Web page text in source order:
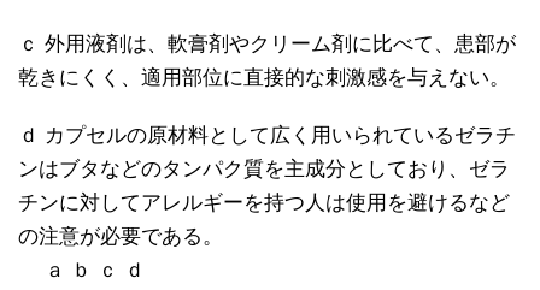
ｃ 外用液剤は、軟膏剤やクリーム剤に比べて、患部が
乾きにくく、適用部位に直接的な刺激感を与えない。
ｄ カプセルの原材料として広く用いられているゼラチ
ンはブタなどのタンパク質を主成分としており、ゼラ
チンに対してアレルギーを持つ人は使用を避けるなど
の注意が必要である。
ａ ｂ ｃ ｄ